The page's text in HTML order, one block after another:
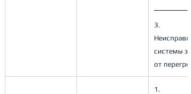
3.
системы
от
1.